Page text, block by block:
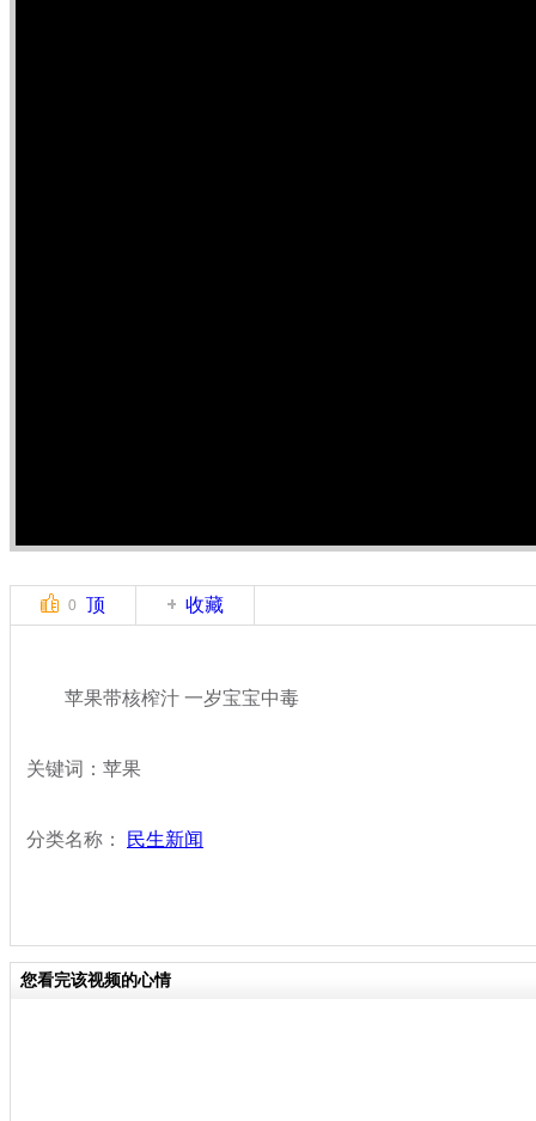
0 顶 收藏
苹果带核榨汁 一岁宝宝中毒
关键词：苹果
分类名称： 民生新闻
您看完该视频的心情